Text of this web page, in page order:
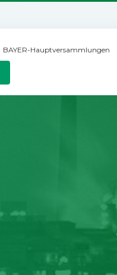
BAYER-Hauptversammlungen